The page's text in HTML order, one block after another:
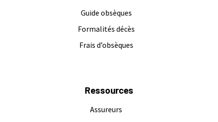
Guide obsèques
Formalités décès
Frais d’obsèques
Ressources
Assureurs